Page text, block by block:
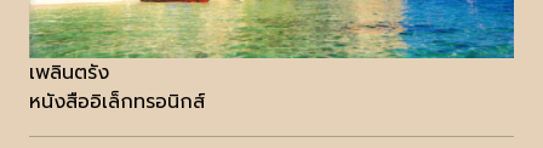
เพลินตรัง
หนังสืออิเล็กทรอนิกส์